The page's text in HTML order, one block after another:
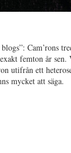
Cam’rons
femton år
utifrån ett
mycket att säga.